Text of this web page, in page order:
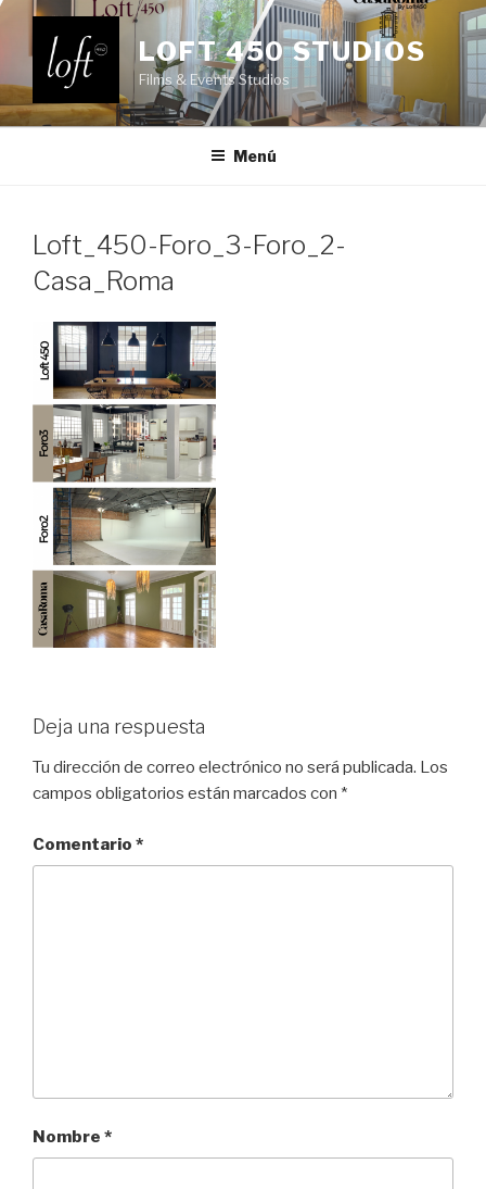
Saltar
contenido
LOFT 450 STUDIOS
Films & Events Studios
Menú
Loft_450-Foro_3-Foro_2-
Casa_Roma
Deja una respuesta
Tu dirección de correo electrónico no será publicada. Los
campos obligatorios están marcados con *
Comentario *
Nombre *